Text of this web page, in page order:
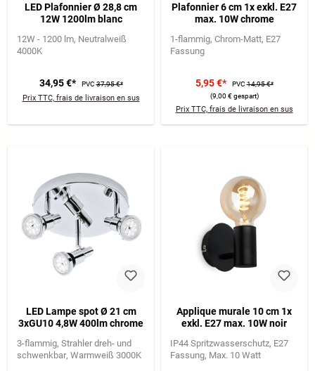
LED Plafonnier Ø 28,8 cm
12W 1200lm blanc
12W - 1200 lm Neutralweiß
4000K
34,95 €* PVC37,95 €*
Prix TTC, frais de livraison en sus
Plafonnier 6 cm 1x exkl. E27
max. 10W chrome
1-flammig Chrom-Matt E27
Fassung
5,95 €* PVC14,95 €*
(9,00 € gespart)
Prix TTC, frais de livraison en sus
LED Lampe spot Ø 21 cm
3xGU10 4,8W 400lm chrome
3-flammig Strahler dreh- und
schwenkbar Warmweiß 3000K
Applique murale 10 cm 1x
exkl. E27 max. 10W noir
IP44 Spritzwasserschutz E27
Fassung Max. 10 Watt